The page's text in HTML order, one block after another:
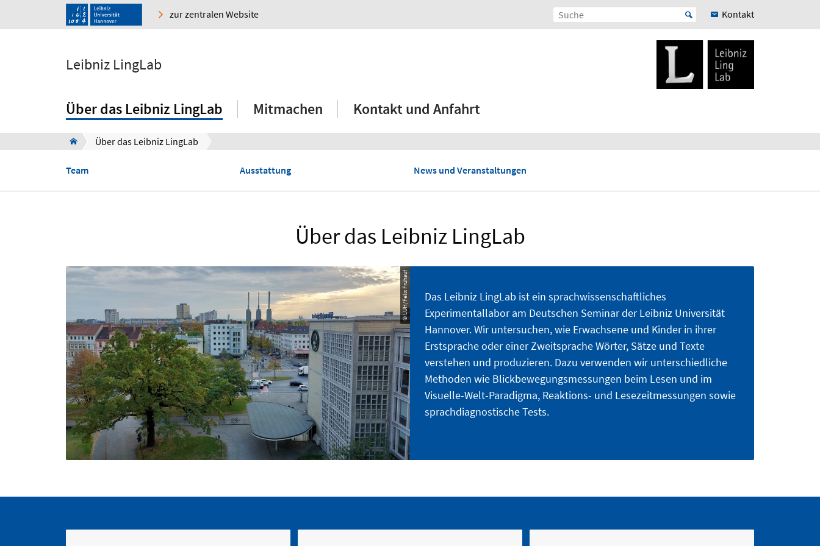
zur zentralen Website Kontakt
Leibniz LingLab
Über das Leibniz LingLab Mitmachen Kontakt und Anfahrt
Über das Leibniz LingLab
Team Ausstattung News und Veranstaltungen
Über das Leibniz LingLab
© LUH/Felix Frühauf
Das Leibniz LingLab ist ein sprachwissenschaftliches
Experimentallabor am Deutschen Seminar der Leibniz Universität
Hannover. Wir untersuchen, wie Erwachsene und Kinder in ihrer
Erstsprache oder einer Zweitsprache Wörter, Sätze und Texte
verstehen und produzieren. Dazu verwenden wir unterschiedliche
Methoden wie Blickbewegungsmessungen beim Lesen und im
Visuelle-Welt-Paradigma, Reaktions- und Lesezeitmessungen sowie
sprachdiagnostische Tests.